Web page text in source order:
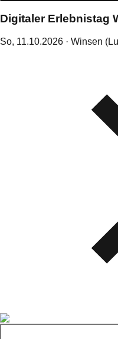
Digitaler Erlebnistag
So, 11.10.2026 · Winsen